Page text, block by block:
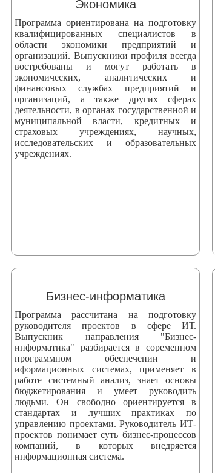
Экономика
Программа ориентирована на подготовку
квалифицированных специалистов в
области экономики предприятий и
организаций. Выпускники профиля всегда
востребованы и могут работать в
экономических, аналитических и
финансовых службах предприятий и
организаций, а также других сферах
деятельности, в органах государственной и
муниципальной власти, кредитных и
страховых учреждениях, научных,
исследовательских и образовательных
учреждениях.
Бизнес-информатика
Программа рассчитана на подготовку
руководителя проектов в сфере ИТ.
Выпускник направления "Бизнес-
информатика" разбирается в соременном
программном обеспечении и
иформационных системах, применяет в
работе системный анализ, знает основы
бюджетирования и умеет руководить
людьми. Он свободно ориентируется в
стандартах и лучших практиках по
управлению проектами. Руководитель ИТ-
проектов понимает суть бизнес-процессов
компаний, в которых внедряется
информационная система.